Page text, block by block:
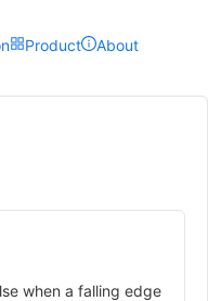
Product About
when a falling edge